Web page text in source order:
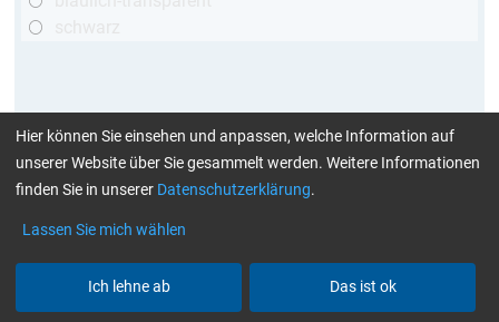
aktuelle Filter: bis 70 °C TÜV (Kfz)
Harze /
Hier können Sie einsehen und anpassen, welche Information auf
unserer Website über Sie gesammelt werden. Weitere Informationen
finden Sie in unserer Datenschutzerklärung.
Lassen Sie mich wählen
Ich lehne ab Das ist ok